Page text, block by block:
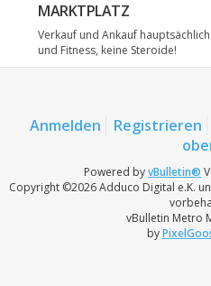
MARKTPLATZ
Verkauf und Ankauf
und Fitness, keine Steroide!
Anmelden Registrieren
Powered byvBulletin®
Copyright ©2026 Adduco Digital e.K.
vBulletin Metro
by